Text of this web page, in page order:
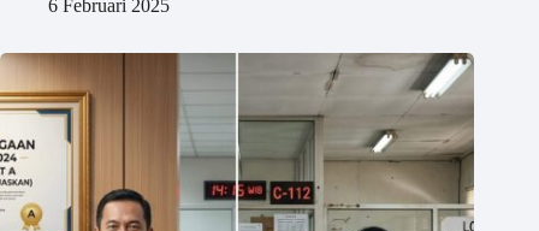
6 Februari 2025